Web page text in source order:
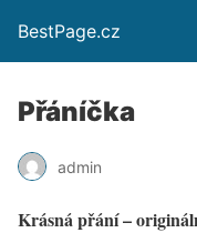
BestPage.cz
Přáníčka
admin
Krásná přání –